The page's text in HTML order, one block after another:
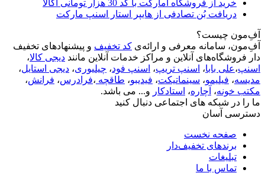
خرید از فروشگاه اُمارکت با کد 30 هزار تومانی اکالا
دریافت بُن تصادفی از هایپر استار اسنپ مارکت
آفِ‌مون چیست؟
آفِ‌مون، سامانه معرفی و ارائه‌ی کد تخفیف و پیشنهادهای تخفیف
دار فروشگاه‌های آنلاین و مراکز خدمات آنلاین مانند دیجی کالا،
اسنپ،علی بابا، اسنپ تریپ، اسنپ فود، چیلیوری، دیجی استایل،
مدیسه، فیلیمو، سینماتیکت، فیدیبو، طاقچه ،فرادرس، فرانش،
مکتب خونه، آچاره، استادکار و... می باشد.
ما را در شبکه های اجتماعی دنبال کنید
دسترسی آسان
صفحه نخست
برندهای تخفیف‌دار
تبلیغات
تماس با ما